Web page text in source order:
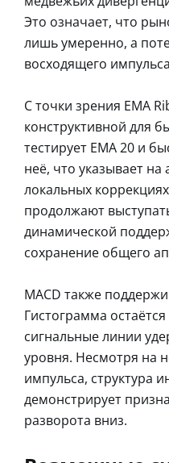
Это означает, что
лишь умеренно, а
восходящего
С точки зрения EMA
конструктивной для
тестирует EMA 20 и
неё, что указывает
локальных
продолжают
динамической
сохранение общего
MACD также
Гистограмма
сигнальные линии
уровня. Несмотря на
импульса, структура
демонстрирует
разворота вниз.